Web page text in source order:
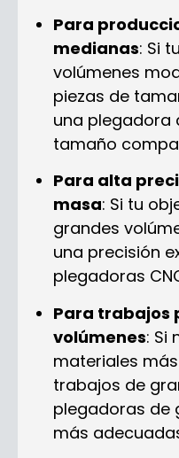
Para
medianas: Si
volúmenes
piezas de
una plegadora
tamaño
Para alta
masa: Si tu
grandes
una precisión
plegadoras
Para trabajos
volúmenes: Si
materiales
trabajos de
plegadoras de
más